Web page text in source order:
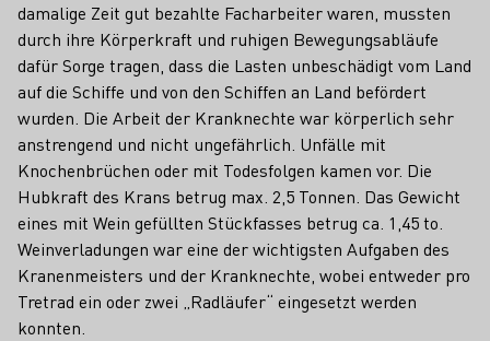
damalige Zeit gut bezahlte Facharbeiter waren, mussten
durch ihre Körperkraft und ruhigen Bewegungsabläufe
dafür Sorge tragen, dass die Lasten unbeschädigt vom Land
auf die Schiffe und von den Schiffen an Land befördert
wurden. Die Arbeit der Kranknechte war körperlich sehr
anstrengend und nicht ungefährlich. Unfälle mit
Knochenbrüchen oder mit Todesfolgen kamen vor. Die
Hubkraft des Krans betrug max. 2,5 Tonnen. Das Gewicht
eines mit Wein gefüllten Stückfasses betrug ca. 1,45 to.
Weinverladungen war eine der wichtigsten Aufgaben des
Kranenmeisters und der Kranknechte, wobei entweder pro
Tretrad ein oder zwei „Radläufer“ eingesetzt werden
konnten.